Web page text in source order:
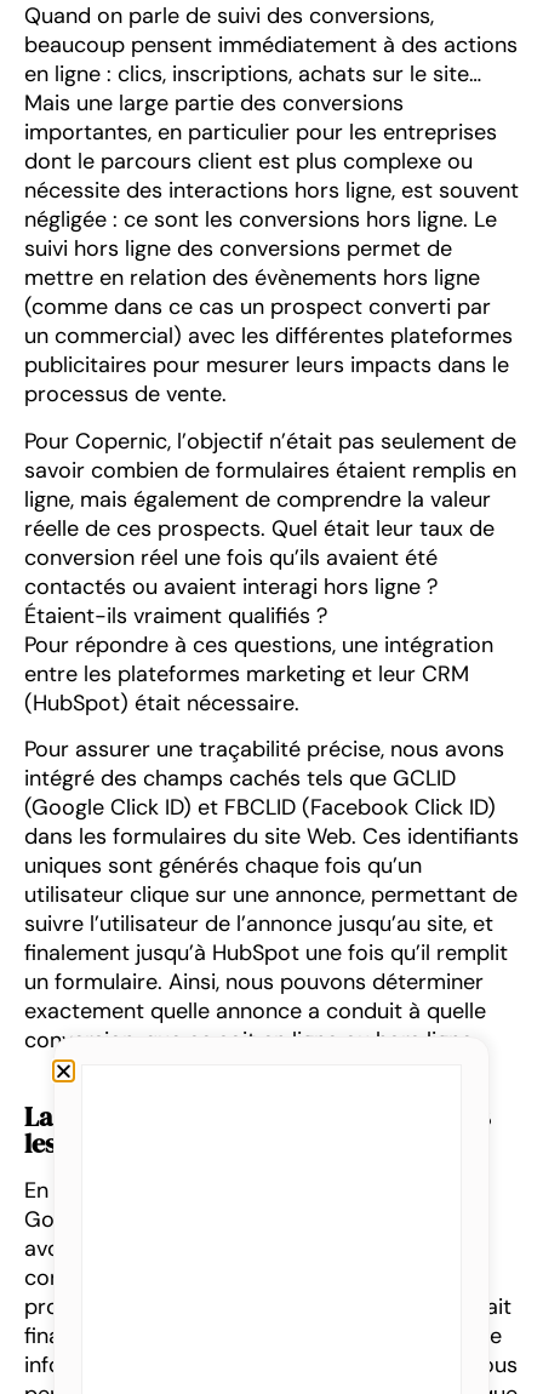
Quand on parle de suivi des conversions,
beaucoup pensent immédiatement à des actions
en ligne : clics, inscriptions, achats sur le site…
Mais une large partie des conversions
importantes, en particulier pour les entreprises
dont le parcours client est plus complexe ou
nécessite des interactions hors ligne, est souvent
négligée : ce sont les conversions hors ligne. Le
suivi hors ligne des conversions permet de
mettre en relation des évènements hors ligne
(comme dans ce cas un prospect converti par
un commercial) avec les différentes plateformes
publicitaires pour mesurer leurs impacts dans le
processus de vente.
Pour Copernic, l’objectif n’était pas seulement de
savoir combien de formulaires étaient remplis en
ligne, mais également de comprendre la valeur
réelle de ces prospects. Quel était leur taux de
conversion réel une fois qu’ils avaient été
contactés ou avaient interagi hors ligne ?
Étaient-ils vraiment qualifiés ?
Pour répondre à ces questions, une intégration
entre les plateformes marketing et leur CRM
(HubSpot) était nécessaire.
Pour assurer une traçabilité précise, nous avons
intégré des champs cachés tels que GCLID
(Google Click ID) et FBCLID (Facebook Click ID)
dans les formulaires du site Web. Ces identifiants
uniques sont générés chaque fois qu’un
utilisateur clique sur une annonce, permettant de
suivre l’utilisateur de l’annonce jusqu’au site, et
finalement jusqu’à HubSpot une fois qu’il remplit
un formulaire. Ainsi, nous pouvons déterminer
exactement quelle annonce a conduit à quelle
conversion, que ce soit en ligne ou hors ligne.
La boucle est bouclée : De HubSpot vers
les plateformes publicitaires
En utilisant l’intégration native Hubspot avec
Google Ads, Meta Ads et LinkedIn Ads, nous
avons pu retransmettre les événements de
conversion du CRM vers les plateformes. Si un
prospect remplissait un formulaire puis devenait
finalement client quelques jours plus tard, cette
information était renvoyée aux plateformes, nous